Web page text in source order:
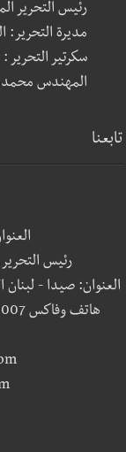
رئيس التحرير
مديرة التحرير:
سكرتير التحرير
المهندس محمد
تابعنا
رئيس
العنوان: صيدا - لبنان
هاتف وفاكس 726007 (7) 00961 - خليوي 226013 (3) 00961